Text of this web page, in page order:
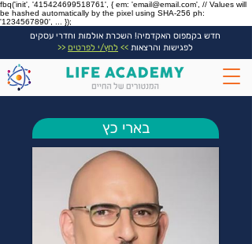
fbq('init', '415424699518761', { em: 'email@email.com', // Values will
be hashed automatically by the pixel using SHA-256 ph:
'1234567890', ... });
חדש בקמפוס האקדמיה! השכרת אולמות וחדרי עסקים
לפגישות והרצאות >> לחץ/י לפרטים <<
בארי כץ